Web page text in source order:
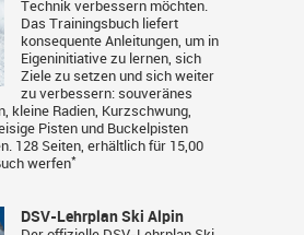
Technik verbessern möchten.
Das Trainingsbuch liefert
konsequente Anleitungen, um in
Eigeninitiative zu lernen, sich
Ziele zu setzen und sich weiter
zu verbessern: souveränes
kleine Radien, Kurzschwung,
Pisten und Buckelpisten
128 Seiten, erhältlich für 15,00
werfen*
DSV-Lehrplan Ski Alpin